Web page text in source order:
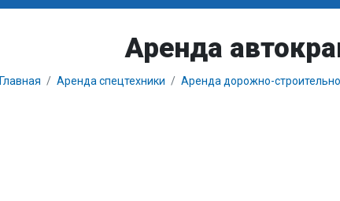
Аренда
Главная Аренда спецтехники Аренда дорожно-